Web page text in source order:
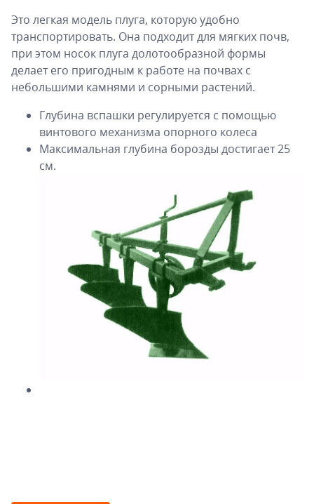
Это легкая модель плуга, которую удобно
транспортировать. Она подходит для мягких почв,
при этом носок плуга долотообразной формы
делает его пригодным к работе на почвах с
небольшими камнями и сорными растений.
Глубина вспашки регулируется с помощью
винтового механизма опорного колеса
Максимальная глубина борозды достигает 25
см.